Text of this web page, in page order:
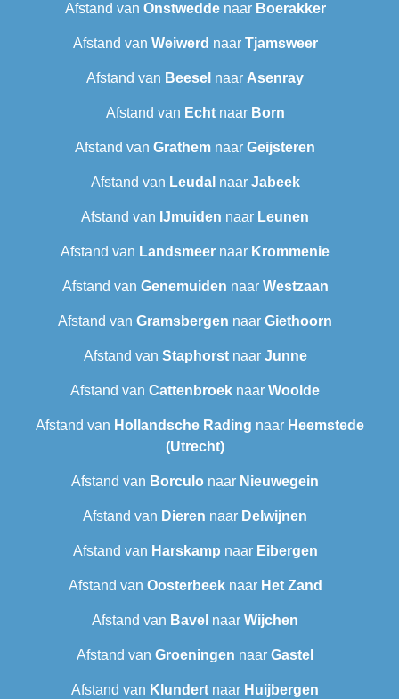
Afstand van Onstweddenaar Boerakker
Afstand van Weiwerd naar Tjamsweer
Afstand van Beesel naar Asenray
Afstand van Echtnaar Born
Afstand van Grathem naar Geijsteren
Afstand van Leudal‎ naar Jabeek
Afstand van IJmuiden naar Leunen
Afstand van Landsmeer naar Krommenie
Afstand van Genemuiden naar Westzaan
Afstand van Gramsbergen naar Giethoorn
Afstand van Staphorstnaar Junne
Afstand van Cattenbroek naar Woolde
Afstand van Hollandsche Rading naar Heemstede
(Utrecht)
Afstand van Borculo naar Nieuwegein
Afstand van Dieren naar Delwijnen
Afstand van Harskamp naar Eibergen
Afstand van Oosterbeeknaar Het Zand
Afstand van Bavel naar Wijchen
Afstand van Groeningen naar Gastel
Afstand van Klundert naar Huijbergen